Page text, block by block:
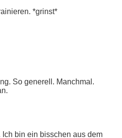
*grinst*
So generell. Manchmal.
bin ein bisschen aus dem